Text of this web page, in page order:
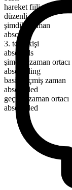
hareket fiili
düzenli
şimdiki zaman
abscond
3. tekil kişi
absconds
şimdiki zaman ortacı
absconding
basit geçmiş zaman
absconded
geçmiş zaman ortacı
absconded